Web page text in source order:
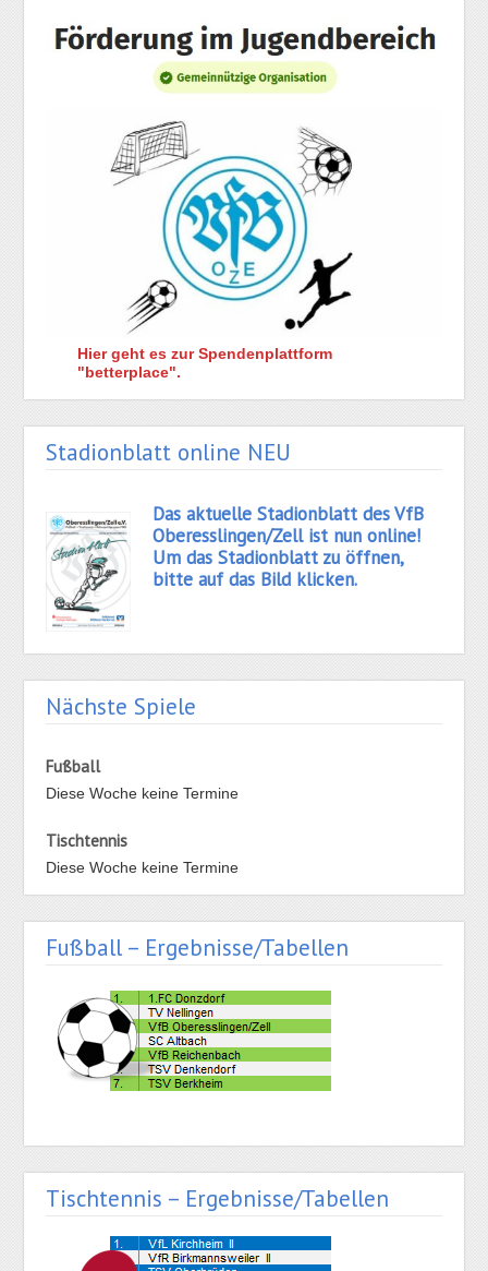
Hier geht es zur Spendenplattform
"betterplace".
Stadionblatt online NEU
Das aktuelle Stadionblatt des VfB
Oberesslingen/Zell ist nun online!
Um das Stadionblatt zu öffnen,
bitte auf das Bild klicken.
Nächste Spiele
Fußball
Diese Woche keine Termine
Tischtennis
Diese Woche keine Termine
Fußball – Ergebnisse/Tabellen
Tischtennis – Ergebnisse/Tabellen